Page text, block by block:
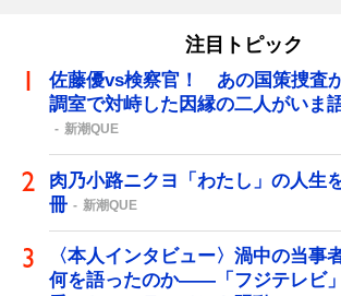
注目トピック
佐藤優vs検察官！ あの国策捜査
調室で対峙した因縁の二人がいま
新潮QUE
肉乃小路ニクヨ「わたし」の人生
冊
新潮QUE
〈本人インタビュー〉渦中の当事
何を語ったのか――「フジテレビ